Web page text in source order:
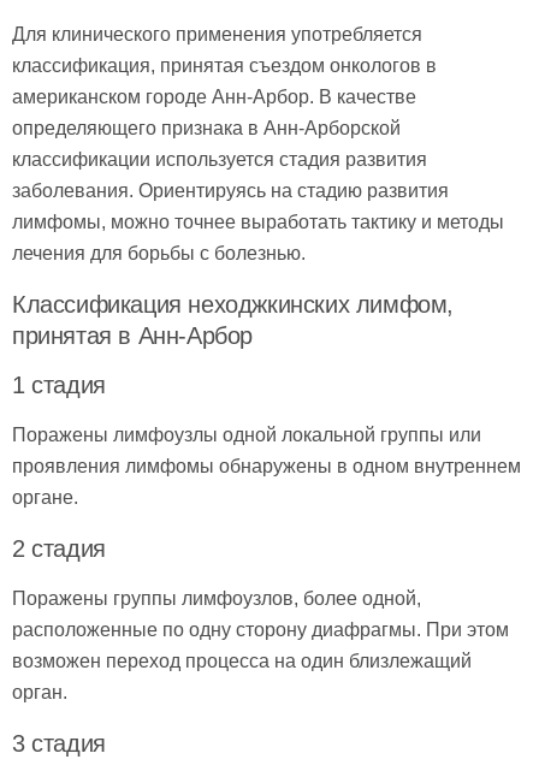
Для клинического применения употребляется
классификация, принятая съездом онкологов в
американском городе Анн-Арбор. В качестве
определяющего признака в Анн-Арборской
классификации используется стадия развития
заболевания. Ориентируясь на стадию развития
лимфомы, можно точнее выработать тактику и методы
лечения для борьбы с болезнью.
Классификация неходжкинских лимфом,
принятая в Анн-Арбор
1 стадия
Поражены лимфоузлы одной локальной группы или
проявления лимфомы обнаружены в одном внутреннем
органе.
2 стадия
Поражены группы лимфоузлов, более одной,
расположенные по одну сторону диафрагмы. При этом
возможен переход процесса на один близлежащий
орган.
3 стадия